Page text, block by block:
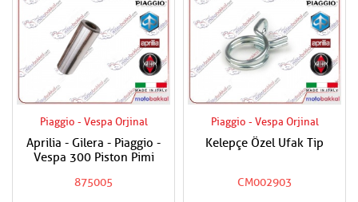
Piaggio - Vespa Orjinal
Aprilia - Gilera - Piaggio -
Vespa 300 Piston Pimi
875005
Piaggio - Vespa Orjinal
Kelepçe Özel Ufak Tip
CM002903